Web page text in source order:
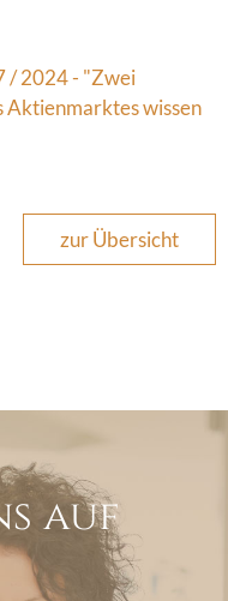
/ 2024 - "Zwei
Aktienmarktes wissen
zur Übersicht
auf